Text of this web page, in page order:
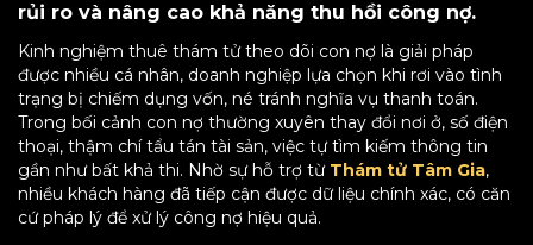
rủi ro và nâng cao khả năng thu hồi công nợ.
Kinh nghiệm thuê thám tử theo dõi con nợ là giải pháp
được nhiều cá nhân, doanh nghiệp lựa chọn khi rơi vào tình
trạng bị chiếm dụng vốn, né tránh nghĩa vụ thanh toán.
Trong bối cảnh con nợ thường xuyên thay đổi nơi ở, số điện
thoại, thậm chí tẩu tán tài sản, việc tự tìm kiếm thông tin
gần như bất khả thi. Nhờ sự hỗ trợ từ Thám tử Tâm Gia,
nhiều khách hàng đã tiếp cận được dữ liệu chính xác, có căn
cứ pháp lý để xử lý công nợ hiệu quả.